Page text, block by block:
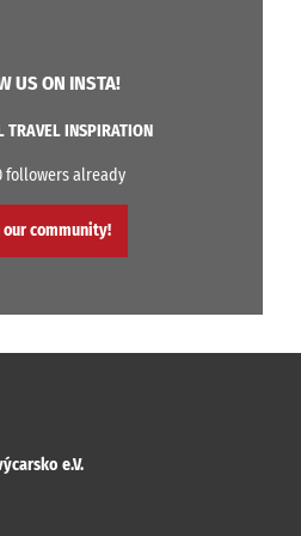
US ON INSTA!
TRAVEL INSPIRATION
followers already
our community!
e.V.